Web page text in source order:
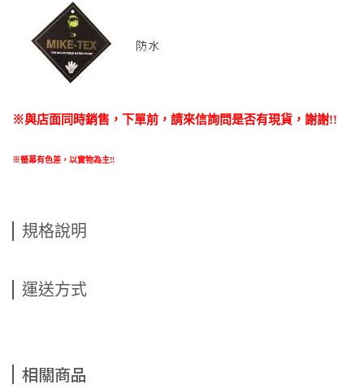
※與店面同時銷售 ， 下單前 ， 請來信詢問是否有現貨，謝謝!!
※螢幕有色差，以實物為主!!
規格說明
運送方式
相關商品